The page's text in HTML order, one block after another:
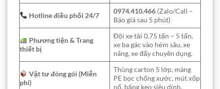
Hotline điều phối 24/7
0974.410.466 (Zalo/Call –
Báo giá sau 5 phút)
Phương tiện & Trang
thiết bị
Đội xe tải 0.75 tấn – 5 tấn,
xe ba gác vào hẻm sâu, xe
nâng, xe đẩy chuyên dụng.
Vật tư đóng gói (Miễn
phí)
Thùng carton 5 lớp, màng
PE bọc chống xước, mút xốp
nổ, băng keo siêu dính.